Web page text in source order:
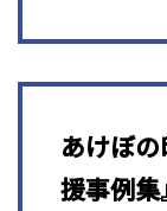
あけぼ
援事例集